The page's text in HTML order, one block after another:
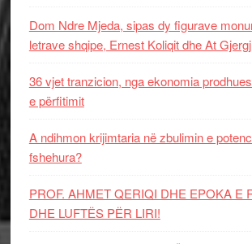
Dom Ndre Mjeda, sipas dy figurave
letrave shqipe, Ernest Koliqit dhe At
36 vjet tranzicion, nga ekonomia
e përfitimit
A ndihmon krijimtaria në zbulimin e
fshehura?
PROF. AHMET QERIQI DHE EPOKA E
DHE LUFTЁS PЁR LIRI!